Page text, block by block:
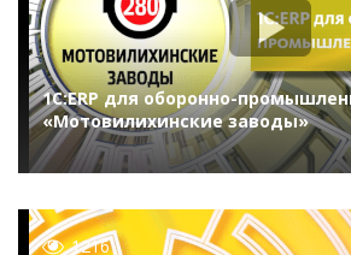
1С:ERP для оборонно-
«Мотовилихинские заводы»
1216